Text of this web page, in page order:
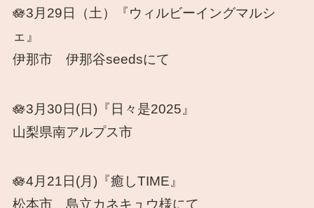
🪷3月29日（土）『ウィルビーイングマルシ
ェ』
伊那市 伊那谷seedsにて
🪷3月30日(日)『日々是2025』
山梨県南アルプス市
🪷4月21日(月)『癒しTIME』
松本市 島立カネキュウ様にて